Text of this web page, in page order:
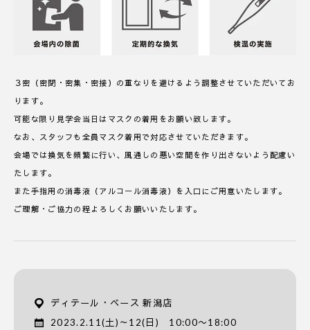
３密（密閉・密集・密接）の重なりを避けるよう調整させていただいてお
ります。
可能な限り見学会当日はマスクの着用をお願い致します。
なお、スタッフも全員マスク着用で対応させていただきます。
会場では換気を頻繁に行い、風通しの悪い空間を作り出さないよう配慮い
たします。
また手指用の消毒液（アルコール消毒液）を入口にご用意いたします。
ご理解・ご協力の程よろしくお願いいたします。
ディテール・ベース 新潟店
2023.2.11(土)～12(日) 10:00〜18:00